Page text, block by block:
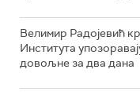
Велимир Радојевић
Института
довољне за два дана